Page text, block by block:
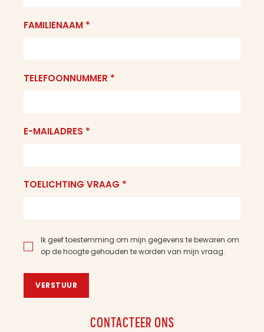
FAMILIENAAM *
TELEFOONNUMMER *
E-MAILADRES *
TOELICHTING VRAAG *
Ik geef toestemming om mijn gegevens te bewaren om
op de hoogte gehouden te worden van mijn vraag.
VERSTUUR
CONTACTEER ONS